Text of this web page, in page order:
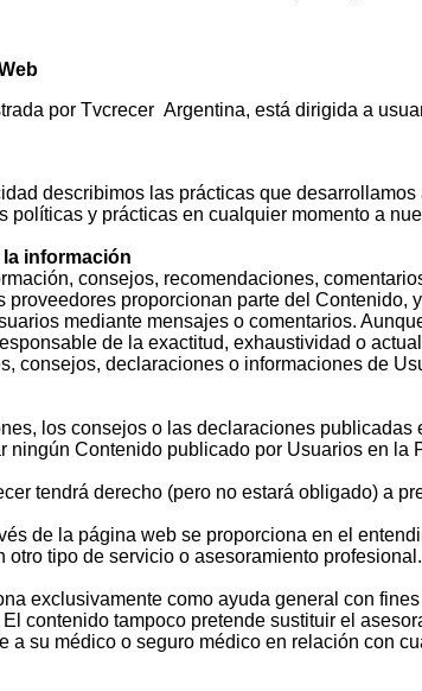
por Tvcrecer Argentina, está dirigida a
describimos las prácticas que
políticas y prácticas en cualquier momento a
información
consejos, recomendaciones,
proveedores proporcionan parte del
mediante mensajes o comentarios.
de la exactitud, exhaustividad o
consejos, declaraciones o informaciones de
los consejos o las declaraciones
ningún Contenido publicado por Usuarios en la
tendrá derecho (pero no estará obligado) a
de la página web se proporciona en el
otro tipo de servicio o asesoramiento profesional.
exclusivamente como ayuda general con
contenido tampoco pretende sustituir el
a su médico o seguro médico en relación con